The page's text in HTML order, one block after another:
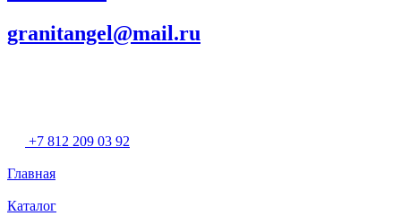
granitangel@mail.ru
+7 812 209 03 92
Главная
Каталог